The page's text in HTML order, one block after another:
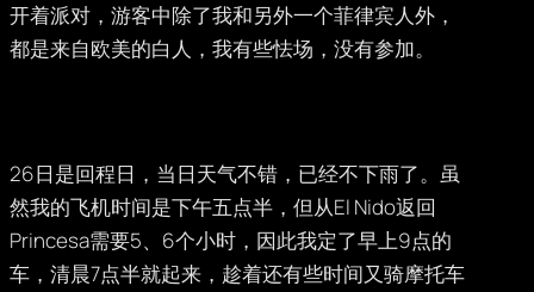
开着派对，游客中除了我和另外一个菲律宾人外，
都是来自欧美的白人，我有些怯场，没有参加。
26日是回程日，当日天气不错，已经不下雨了。虽
然我的飞机时间是下午五点半，但从El Nido返回
Princesa需要5、6个小时，因此我定了早上9点的
车，清晨7点半就起来，趁着还有些时间又骑摩托车